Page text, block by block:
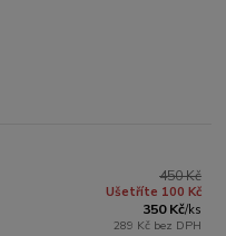
450 Kč
Ušetříte 100 Kč
350 Kč/ks
289 Kč bez DPH